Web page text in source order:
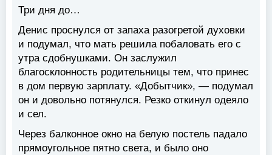
Три дня до…
Денис проснулся от запаха разогретой духовки
и подумал, что мать решила побаловать его с
утра сдобнушками. Он заслужил
благосклонность родительницы тем, что принес
в дом первую зарплату. «Добытчик», — подумал
он и довольно потянулся. Резко откинул одеяло
и сел.
Через балконное окно на белую постель падало
прямоугольное пятно света, и было оно